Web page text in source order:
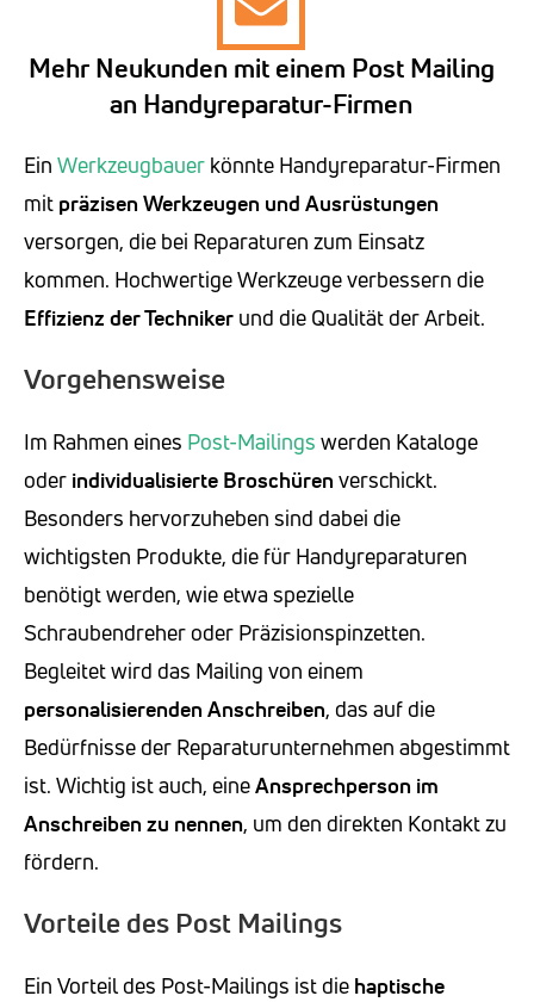
Mehr Neukunden mit einem Post Mailing
an Handyreparatur-Firmen
Ein Werkzeugbauer könnte Handyreparatur-Firmen
mit präzisen Werkzeugen und Ausrüstungen
versorgen, die bei Reparaturen zum Einsatz
kommen. Hochwertige Werkzeuge verbessern die
Effizienz der Techniker und die Qualität der Arbeit.
Vorgehensweise
Im Rahmen eines Post-Mailings werden Kataloge
oder individualisierte Broschüren verschickt.
Besonders hervorzuheben sind dabei die
wichtigsten Produkte, die für Handyreparaturen
benötigt werden, wie etwa spezielle
Schraubendreher oder Präzisionspinzetten.
Begleitet wird das Mailing von einem
personalisierenden Anschreiben, das auf die
Bedürfnisse der Reparaturunternehmen abgestimmt
ist. Wichtig ist auch, eineAnsprechperson im
Anschreiben zu nennen, um den direkten Kontakt zu
fördern.
Vorteile des Post Mailings
Ein Vorteil des Post-Mailings ist die haptische